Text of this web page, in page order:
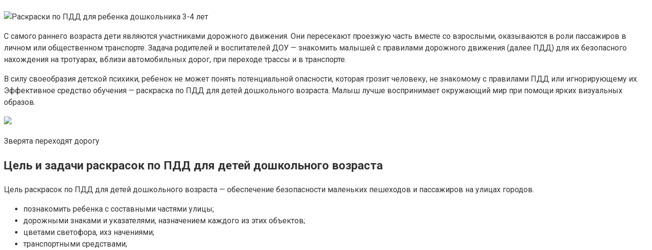
С самого раннего возраста дети являются участниками дорожного движения. Они пересекают проезжую часть вместе со взрослыми, оказываются в роли пассажиров в
личном или общественном транспорте. Задача родителей и воспитателей ДОУ — знакомить малышей с правилами дорожного движения (далее ПДД) для их безопасного
нахождения на тротуарах, вблизи автомобильных дорог, при переходе трассы и в транспорте.
В силу своеобразия детской психики, ребенок не может понять потенциальной опасности, которая грозит человеку, не знакомому с правилами ПДД или игнорирующему их.
Эффективное средство обучения — раскраска по ПДД для детей дошкольного возраста. Малыш лучше воспринимает окружающий мир при помощи ярких визуальных
образов.
Зверята переходят дорогу
Цель и задачи раскрасок по ПДД для детей дошкольного возраста
Цель раскрасок по ПДД для детей дошкольного возраста — обеспечение безопасности маленьких пешеходов и пассажиров на улицах городов.
познакомить ребенка с составными частями улицы;
дорожными знаками и указателями, назначением каждого из этих объектов;
цветами светофора, ихз начениями;
транспортными средствами;